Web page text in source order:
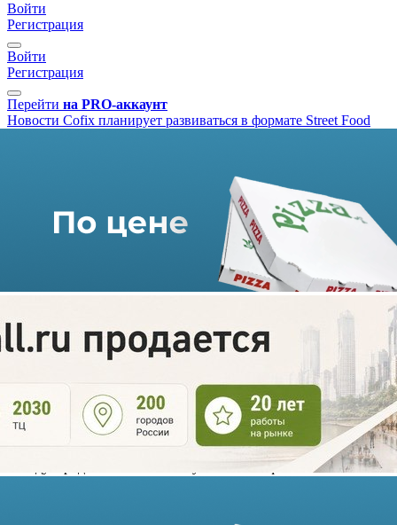
Войти
Регистрация
Войти
Регистрация
Перейти на PRO-аккаунт
Новости Cofix планирует развиваться в формате Street Food
Cofix планирует развиваться
в формате Street Food
25.06.2021 г. в 09:30
1 мин
Международная сеть Cofix запустила свой флагман в
торговом центре «Авиапарк» на Ходынском бульваре в